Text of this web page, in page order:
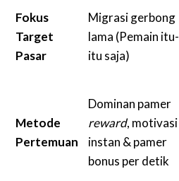
Fokus
Target
Pasar
Migrasi gerbong
lama (Pemain itu-
itu saja)
Metode
Pertemuan
Dominan pamer
reward, motivasi
instan & pamer
bonus per detik